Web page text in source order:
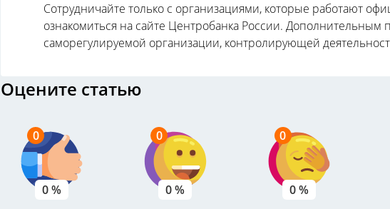
Сотрудничайте только с организациями, которые работают
ознакомиться на сайте Центробанка России.
саморегулируемой организации, контролирующей
Оцените статью
0
0 %
0
0 %
0
0 %